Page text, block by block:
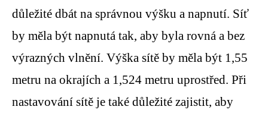
důležité dbát na správnou výšku a napnutí. Síť
by měla být napnutá tak, aby byla rovná a bez
výrazných vlnění. Výška sítě by měla být 1,55
metru na okrajích a 1,524 metru uprostřed. Při
nastavování sítě je také důležité zajistit, aby